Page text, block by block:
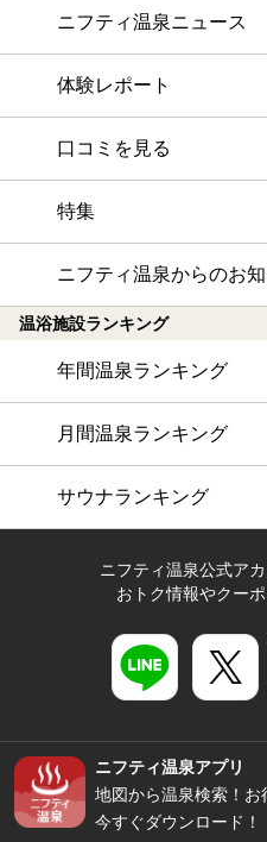
ニフティ温泉ニュース
体験レポート
口コミを見る
特集
ニフティ温泉からのお
温浴施設ランキング
年間温泉ランキング
月間温泉ランキング
サウナランキング
ニフティ温泉公式ア
おトク情報やクー
ニフティ温泉アプリ
地図から温泉検索！お
今すぐダウンロード！